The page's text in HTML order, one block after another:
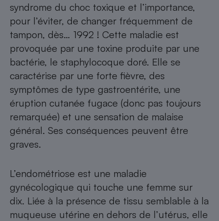
syndrome du choc toxique et l’importance,
pour l’éviter, de changer fréquemment de
tampon, dès… 1992 ! Cette maladie est
provoquée par une toxine produite par une
bactérie, le staphylocoque doré. Elle se
caractérise par une forte fièvre, des
symptômes de type gastroentérite, une
éruption cutanée fugace (donc pas toujours
remarquée) et une sensation de malaise
général. Ses conséquences peuvent être
graves.
L’endométriose est une maladie
gynécologique qui touche une femme sur
dix. Liée à la présence de tissu semblable à la
muqueuse utérine en dehors de l’utérus, elle